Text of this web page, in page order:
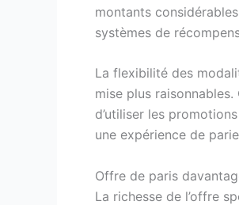
montants
systèmes de
La flexibilité des
mise plus
d’utiliser les
une expérience de
Offre de paris
La richesse de l’offre